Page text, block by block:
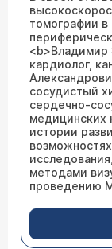
томографии в
<b>Владимир
кардиолог,
сосудистый
сердечно-
медицинских
истории
методами
проведению